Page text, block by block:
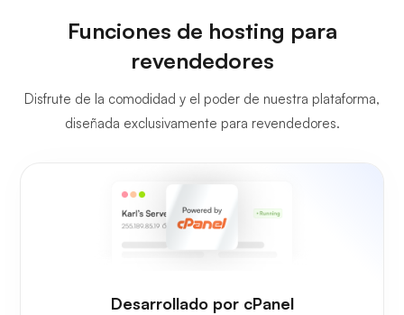
Funciones de hosting para
revendedores
Disfrute de la comodidad y el poder de nuestra plataforma,
diseñada exclusivamente para revendedores.
Desarrollado por cPanel